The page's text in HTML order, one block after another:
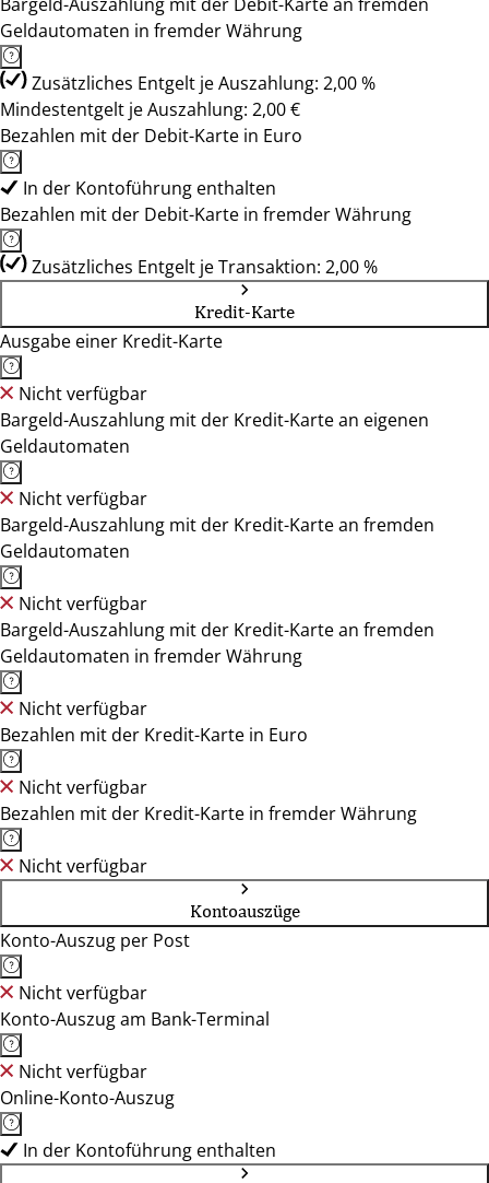
Geldautomaten in fremder Währung
Zusätzliches Entgelt je Auszahlung: 2,00 %
Mindestentgelt je Auszahlung: 2,00 €
Bezahlen mit der Debit-Karte in Euro
In der Kontoführung enthalten
Bezahlen mit der Debit-Karte in fremder Währung
Zusätzliches Entgelt je Transaktion: 2,00 %
Kredit-Karte
Ausgabe einer Kredit-Karte
Nicht verfügbar
Bargeld-Auszahlung mit der Kredit-Karte an eigenen
Geldautomaten
Nicht verfügbar
Bargeld-Auszahlung mit der Kredit-Karte an fremden
Geldautomaten
Nicht verfügbar
Bargeld-Auszahlung mit der Kredit-Karte an fremden
Geldautomaten in fremder Währung
Nicht verfügbar
Bezahlen mit der Kredit-Karte in Euro
Nicht verfügbar
Bezahlen mit der Kredit-Karte in fremder Währung
Nicht verfügbar
Kontoauszüge
Konto-Auszug per Post
Nicht verfügbar
Konto-Auszug am Bank-Terminal
Nicht verfügbar
Online-Konto-Auszug
In der Kontoführung enthalten